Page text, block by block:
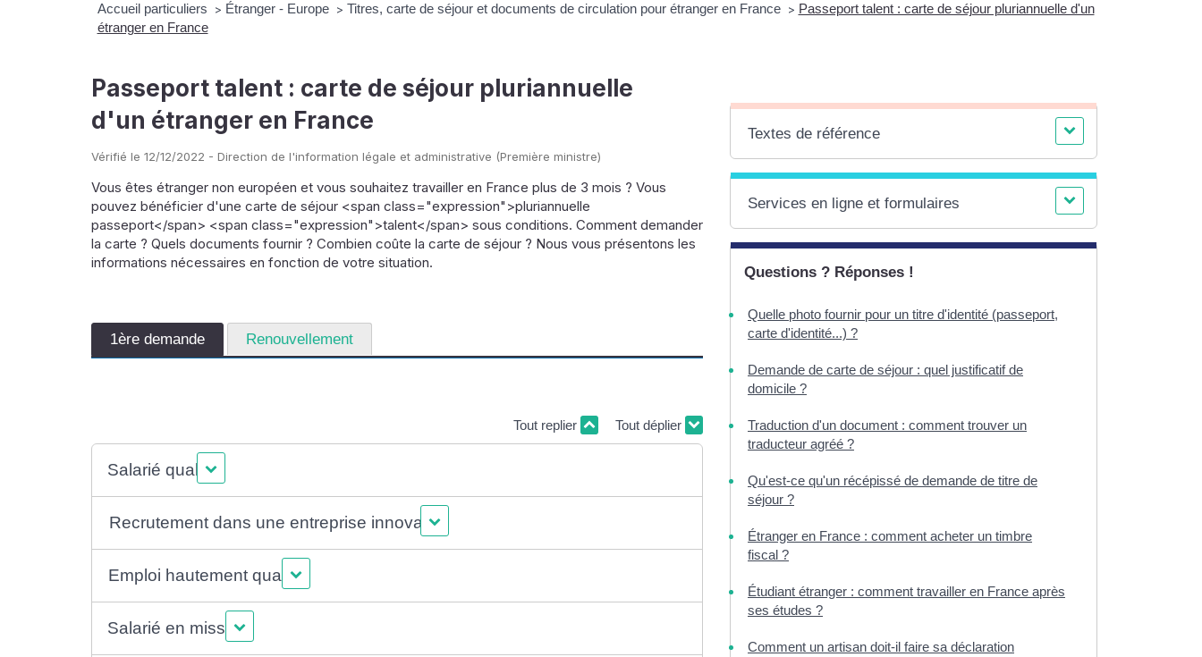
Accueil particuliers > Étranger - Europe > Titres, carte de séjour et documents de circulation pour étranger en France > Passeport talent : carte de séjour pluriannuelle d'un
étranger en France
Passeport talent : carte de séjour pluriannuelle
d'un étranger en France
Vérifié le 12/12/2022 - Direction de l'information légale et administrative (Première ministre)
Vous êtes étranger non européen et vous souhaitez travailler en France plus de 3 mois ? Vous
pouvez bénéficier d'une carte de séjour <span class="expression">pluriannuelle
passeport</span> <span class="expression">talent</span> sous conditions. Comment demander
la carte ? Quels documents fournir ? Combien coûte la carte de séjour ? Nous vous présentons les
informations nécessaires en fonction de votre situation.
1ère demande Renouvellement
Tout replier Tout déplier
Salarié qualifié
Recrutement dans une entreprise innovante
Emploi hautement qualifié
Salarié en mission
Textes de référence
Services en ligne et formulaires
Questions ? Réponses !
Quelle photo fournir pour un titre d'identité (passeport,
carte d'identité...) ?
Demande de carte de séjour : quel justificatif de
domicile ?
Traduction d'un document : comment trouver un
traducteur agréé ?
Qu'est-ce qu'un récépissé de demande de titre de
séjour ?
Étranger en France : comment acheter un timbre
fiscal ?
Étudiant étranger : comment travailler en France après
ses études ?
Comment un artisan doit-il faire sa déclaration